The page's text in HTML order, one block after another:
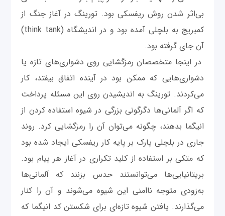
بی‌اثر شدن روش ریفسکی بود. تورینگ در آغاز جنگ از
کمبریج به بلچلی آمده ‌بود و در اندیشگاه (think tank)
آن جای گرفته‌ بود.
در اینجا متخصصان رمزگشایی روی دشواری‌های تازه یا
دشواری‌هایی که ممکن بود در آینده اتفاق بیفتد، کار
می‌کردند. تورینگ به اندیشیدن روی این مسئله پرداخت
که اگر آلمانی‌ها دگرگونی بزرگی در شیوه استفاده کردن از
انیگما بدهند، چگونه می‌توان آن را رمزگشایی کرد. روند
جاری در بلچلی پارک بر پایه کار ریفسکی ایجاد شده‌ بود
که متکی بر استفاده از کلید تکراری در آغاز هر پیام بود.
بریتانیایی‌ها می‌توانستند حدس بزنند که آلمانی‌ها
به‌زودی متوجه ناامنی این شیوه می‌شوند و آن را کنار
می‌گذارند. یافتن شیوه تازه‌ای برای شکستن کد انیگما که